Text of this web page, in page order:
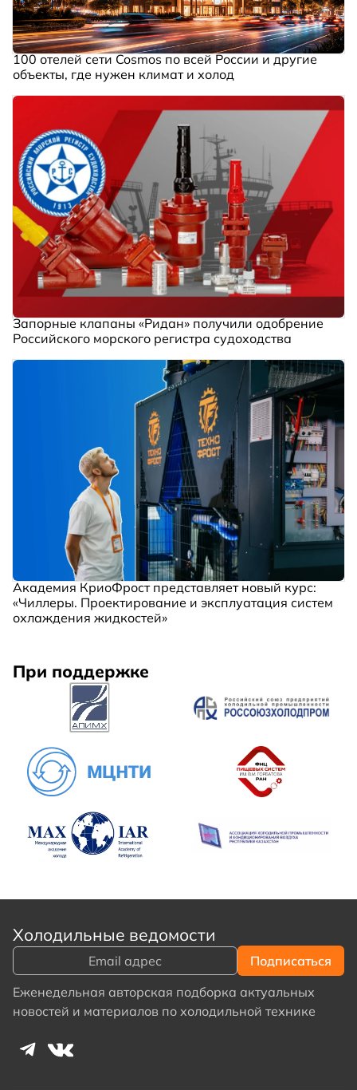
100 отелей сети Cosmos по всей России и другие
объекты, где нужен климат и холод
Запорные клапаны «Ридан» получили одобрение
Российского морского регистра судоходства
Академия КриоФрост представляет новый курс:
«Чиллеры. Проектирование и эксплуатация систем
охлаждения жидкостей»
При поддержке
Холодильные ведомости
Еженедельная авторская подборка актуальных
новостей и материалов по холодильной технике